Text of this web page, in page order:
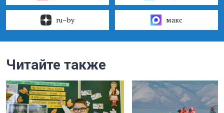
ru–by макс
Читайте также